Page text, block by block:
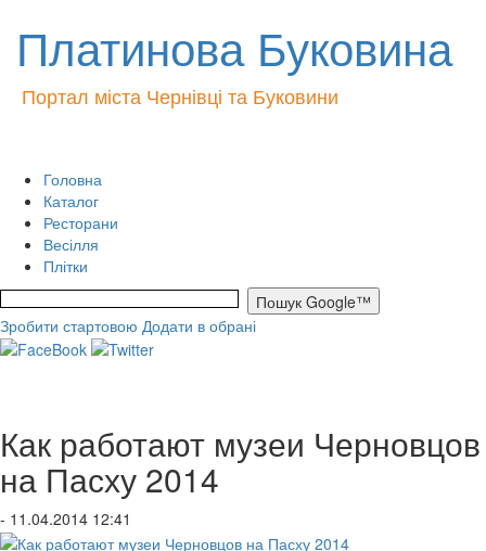
Платинова Буковина
Портал міста Чернівці та Буковини
Головна
Каталог
Ресторани
Весілля
Плітки
Зробити стартовою Додати в обрані
Как работают музеи Черновцов
на Пасху 2014
- 11.04.2014 12:41